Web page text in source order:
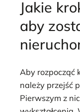
Jakie
aby
Aby rozpocząć
należy przejść
Pierwszym z